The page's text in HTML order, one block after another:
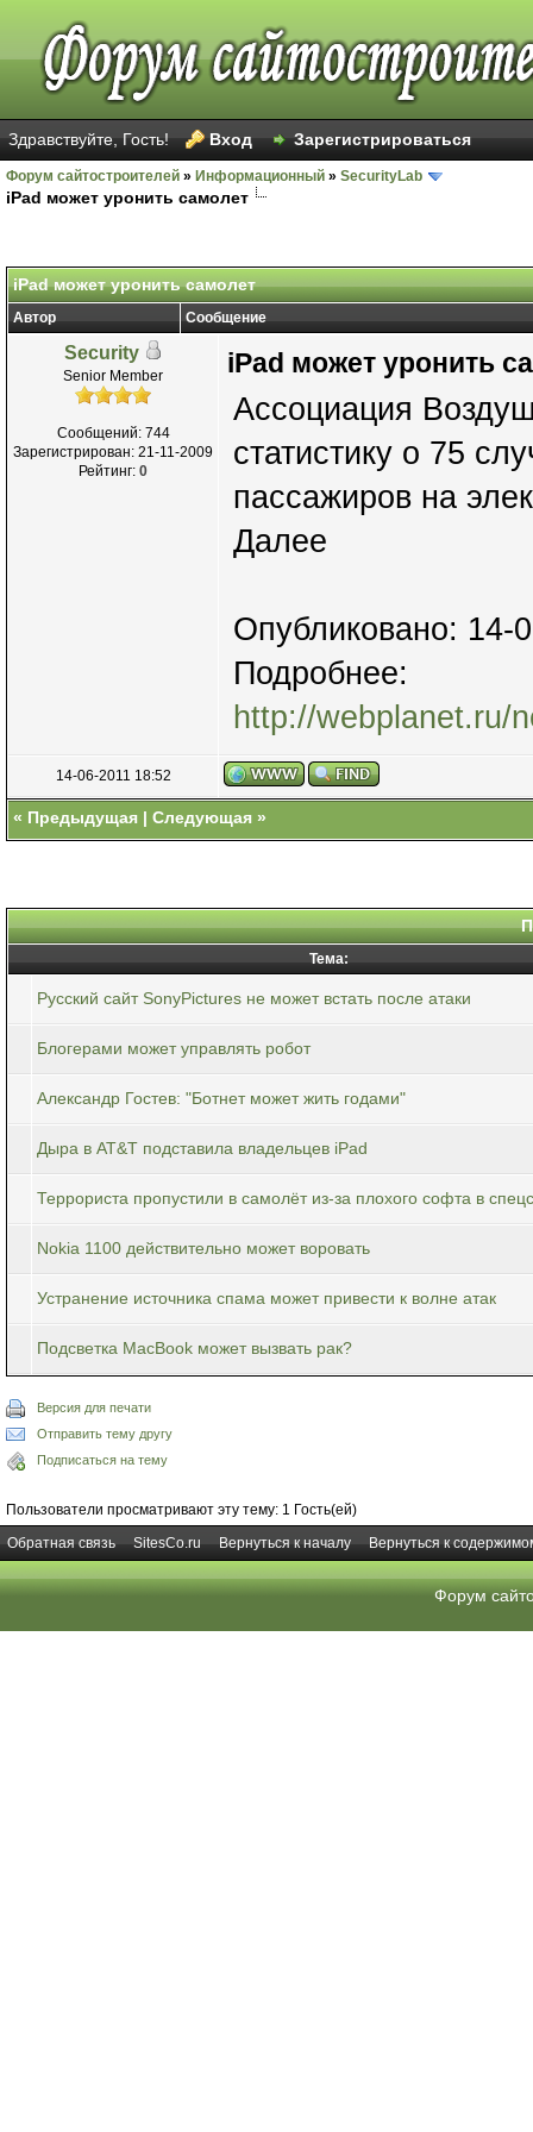
Здравствуйте, Гость! Вход Зарегистрироваться
Форум сайтостроителей » Информационный » SecurityLab
iPad может уронить самолет
iPad может уронить самолет
Автор Сообщение
Security
Senior Member
Сообщений: 744
Зарегистрирован: 21-11-2009
Рейтинг: 0
iPad может уронить
Ассоциация
статистику о 75
пассажиров на
Далее
Опубликовано: 14-
Подробнее:
http://webplanet.ru/
14-06-2011 18:52
« Предыдущая | Следующая »
Тема:
Русский сайт SonyPictures не может встать после атаки
Блогерами может управлять робот
Александр Гостев: "Ботнет может жить годами"
Дыра в AT&T подставила владельцев iPad
Террориста пропустили в самолёт из-за плохого софта в
Nokia 1100 действительно может воровать
Устранение источника спама может привести к волне атак
Подсветка MacBook может вызвать рак?
Версия для печати
Отправить тему другу
Подписаться на тему
Пользователи просматривают эту тему: 1 Гость(ей)
Обратная связь
SitesCo.ru Вернуться к началу Вернуться к
Форум